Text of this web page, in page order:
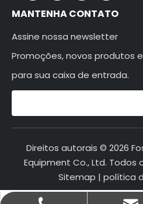
MANTENHA CONTATO
Assine nossa newsletter
Promoções, novos produtos
para sua caixa de entrada.
Direitos autorais © 2026
Equipment Co., Ltd. Todos
Sitemap | política